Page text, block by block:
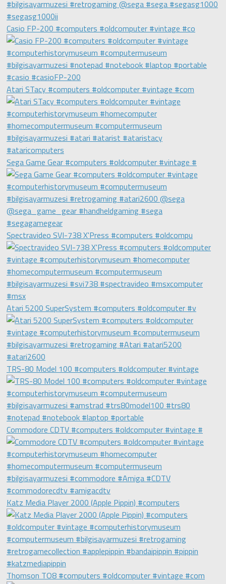
Casio FP-200 #computers #oldcomputer #vintage #co
Atari STacy #computers #oldcomputer #vintage #com
Sega Game Gear #computers #oldcomputer #vintage #
Spectravideo SVI-738 X'Press #computers #oldcompu
Atari 5200 SuperSystem #computers #oldcomputer #v
TRS-80 Model 100 #computers #oldcomputer #vintage
Commodore CDTV #computers #oldcomputer #vintage #
Katz Media Player 2000 (Apple Pippin) #computers
Thomson TO8 #computers #oldcomputer #vintage #com